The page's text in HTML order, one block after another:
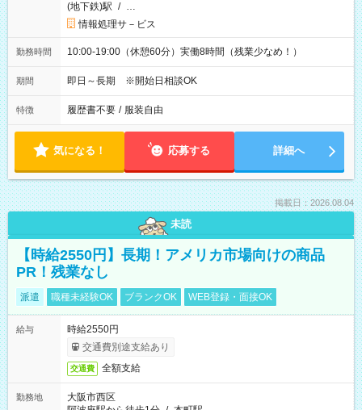
(地下鉄)駅 / …
情報処理サ－ビス
勤務時間 10:00-19:00（休憩60分）実働8時間（残業少なめ！）
期間 即日～長期 ※開始日相談OK
特徴 履歴書不要 / 服装自由
気になる！ 応募する 詳細へ
掲載日：2026.08.04
未読
【時給2550円】長期！アメリカ市場向けの商品
PR！残業なし
派遣 職種未経験OK ブランクOK WEB登録・面接OK
給与
時給2550円
交通費別途支給あり
交通費 全額支給
勤務地
大阪市西区